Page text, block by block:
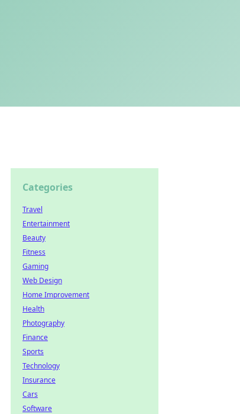
Categories
Travel
Entertainment
Beauty
Fitness
Gaming
Web Design
Home Improvement
Health
Photography
Finance
Sports
Technology
Insurance
Cars
Software